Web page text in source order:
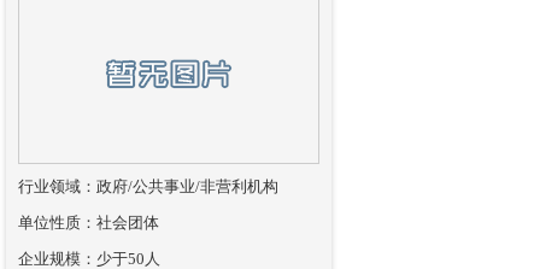
行业领域：政府/公共事业/非营利机构
单位性质：社会团体
企业规模：少于50人